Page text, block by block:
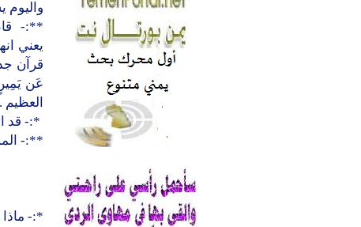
واليوم
**:-
يعني
قرآن
عَن
*:- قد
**:-
*:-